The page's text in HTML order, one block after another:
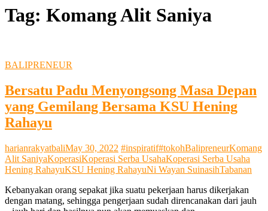
Tag: Komang Alit Saniya
BALIPRENEUR
Bersatu Padu Menyongsong Masa Depan
yang Gemilang Bersama KSU Hening
Rahayu
harianrakyatbaliMay 30, 2022 #inspiratif#tokohBalipreneurKomang
Alit SaniyaKoperasiKoperasi Serba UsahaKoperasi Serba Usaha
Hening RahayuKSU Hening RahayuNi Wayan SuinasihTabanan
Kebanyakan orang sepakat jika suatu pekerjaan harus dikerjakan
dengan matang, sehingga pengerjaan sudah direncanakan dari jauh